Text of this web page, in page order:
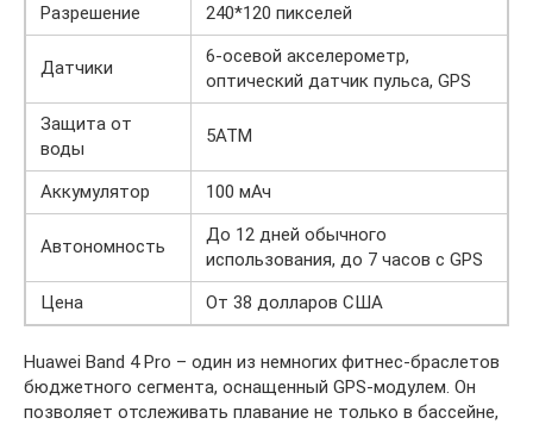
Разрешение
240*120 пикселей
Датчики
6-осевой акселерометр,
оптический датчик пульса, GPS
Защита от
воды
5АТМ
Аккумулятор 100 мАч
Автономность
До 12 дней обычного
использования, до 7 часов с GPS
Цена
От 38 долларов США
Huawei Band 4 Pro – один из немногих фитнес-браслетов
бюджетного сегмента, оснащенный GPS-модулем. Он
позволяет отслеживать плавание не только в бассейне,